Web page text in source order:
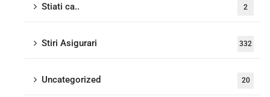
Stiati ca.. 2
Stiri Asigurari 332
Uncategorized 20